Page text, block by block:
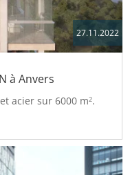
27.11.2022
à Anvers
acier sur 6000 m2.